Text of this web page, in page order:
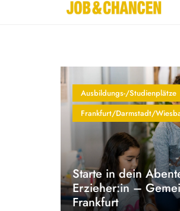
Home Kontakt
Ausbildungs-/Studienplätze
Frankfurt/Darmstadt/
Starte in dein
Erzieher:in –
Frankfurt